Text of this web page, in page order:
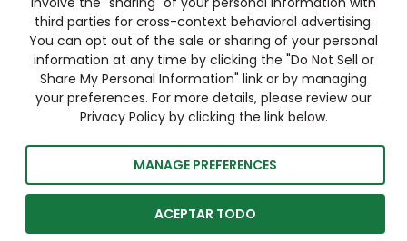
third parties for cross-context behavioral advertising.
You can opt out of the sale or sharing of your personal
information at any time by clicking the "Do Not Sell or
Share My Personal Information" link or by managing
your preferences. For more details, please review our
Privacy Policy by clicking the link below.
MANAGE PREFERENCES
ACEPTAR TODO